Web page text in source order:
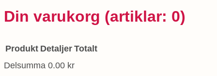
Din varukorg (artiklar: 0)
Produkt Detaljer Totalt
Delsumma 0.00 kr